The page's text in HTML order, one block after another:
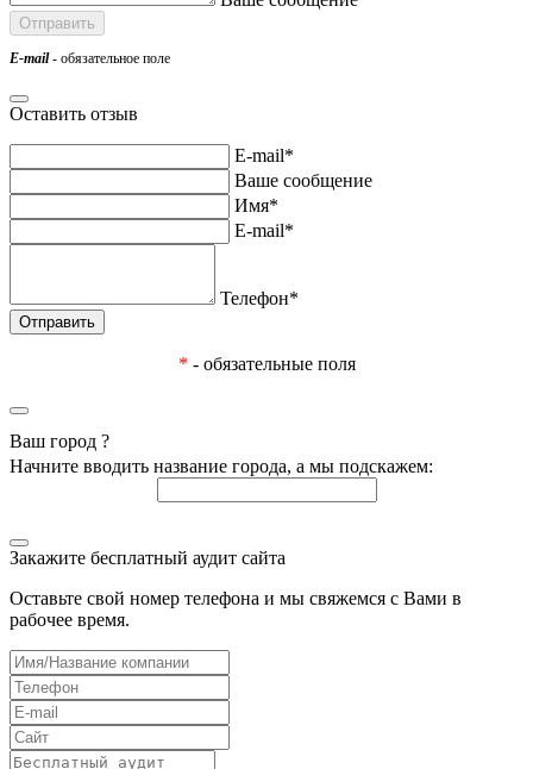
E-mail- обязательное поле
Оставить отзыв
E-mail*
Ваше сообщение
Имя*
E-mail*
Телефон*
* - обязательные поля
Ваш город ?
Начните вводить название города, а мы подскажем:
Закажите бесплатный аудит сайта
Оставьте свой номер телефона и мы свяжемся с Вами в
рабочее время.